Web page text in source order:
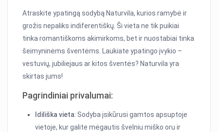
Atraskite ypatingą sodybą Naturvila, kurios ramybė ir
grožis nepaliks indiferentiškų. Ši vieta ne tik puikiai
tinka romantiškoms akimirkoms, bet ir nuostabiai tinka
šeimyninėms šventėms. Laukiate ypatingo įvykio –
vestuvių, jubiliejaus ar kitos šventės? Naturvila yra
skirtas jums!
Pagrindiniai privalumai:
Idiliška vieta: Sodyba įsikūrusi gamtos apsuptoje
vietoje, kur galite mėgautis švelniu miško oru ir